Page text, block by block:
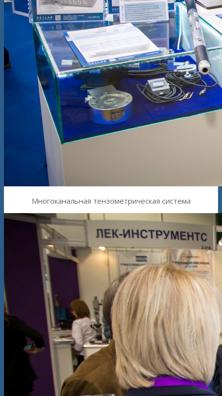
Многоканальная тензометрическая система